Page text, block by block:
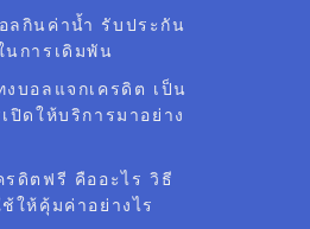
ลกินค่าน้ำ รับประกัน
การเดิมพัน
งบอลแจกเครดิต เป็น
ปิดให้บริการมาอย่าง
รดิตฟรี คืออะไร วิธี
ให้คุ้มค่าอย่างไร